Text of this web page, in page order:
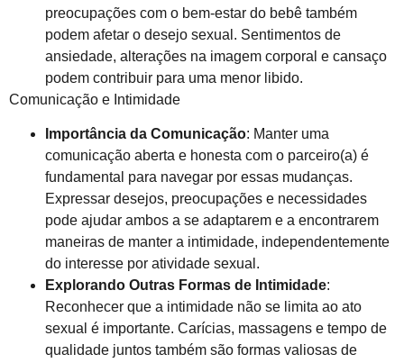
preocupações com o bem-estar do bebê também
podem afetar o desejo sexual. Sentimentos de
ansiedade, alterações na imagem corporal e cansaço
podem contribuir para uma menor libido.
Comunicação e Intimidade
Importância da Comunicação: Manter uma
comunicação aberta e honesta com o parceiro(a) é
fundamental para navegar por essas mudanças.
Expressar desejos, preocupações e necessidades
pode ajudar ambos a se adaptarem e a encontrarem
maneiras de manter a intimidade, independentemente
do interesse por atividade sexual.
Explorando Outras Formas de Intimidade:
Reconhecer que a intimidade não se limita ao ato
sexual é importante. Carícias, massagens e tempo de
qualidade juntos também são formas valiosas de